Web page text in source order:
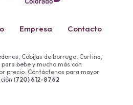
Empresa Contacto
Cobijas de borrego, Cortina,
para bebe y mucho más con
precio. Contáctenos para mayor
(720) 612-8762